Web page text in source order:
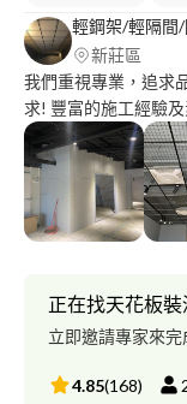
輕鋼架/輕隔間
新莊區
我們重視專業，追求
求! 豐富的施工經驗
針對每個不同生活習
輕隔間/造型天花板
正在找天花板裝
立即邀請專家來完
4.85(168)